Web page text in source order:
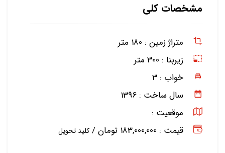
مشخصات کلی
متراژ زمین : 180 متر
زیربنا : 300 متر
خواب : 3
سال ساخت : 1396
موقعیت :
قیمت : 183,000,000 تومان /
کلید تحویل